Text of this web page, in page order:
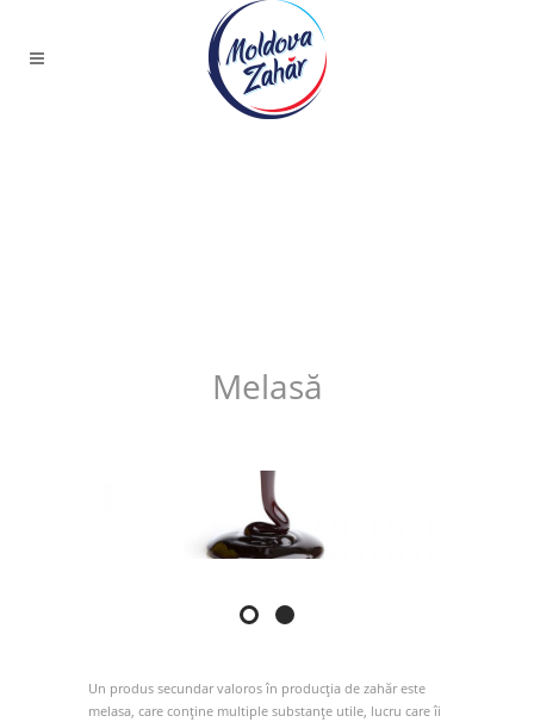
Melasă
Un produs secundar valoros în producția de zahăr este
melasa, care conține multiple substanțe utile, lucru care îi